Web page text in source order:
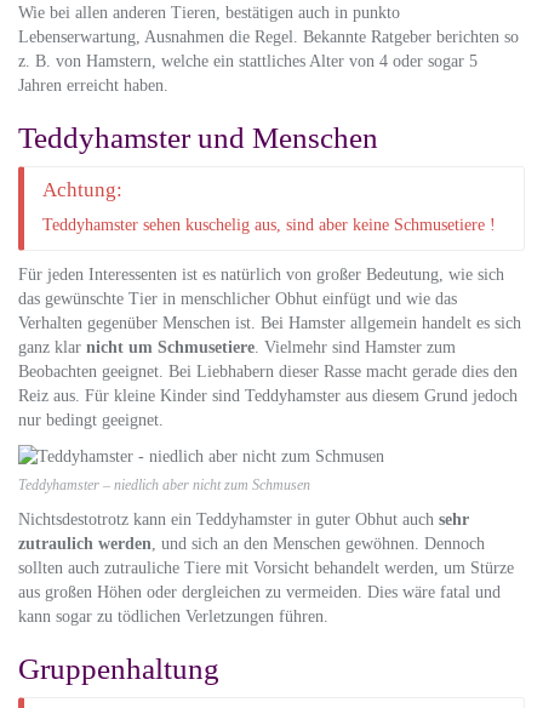
Wie bei allen anderen Tieren, bestätigen auch in punkto
Lebenserwartung, Ausnahmen die Regel. Bekannte Ratgeber berichten so
z. B. von Hamstern, welche ein stattliches Alter von 4 oder sogar 5
Jahren erreicht haben.
Teddyhamster und Menschen
Achtung:
Teddyhamster sehen kuschelig aus, sind aber keine Schmusetiere !
Für jeden Interessenten ist es natürlich von großer Bedeutung, wie sich
das gewünschte Tier in menschlicher Obhut einfügt und wie das
Verhalten gegenüber Menschen ist. Bei Hamster allgemein handelt es sich
ganz klar nicht um Schmusetiere. Vielmehr sind Hamster zum
Beobachten geeignet. Bei Liebhabern dieser Rasse macht gerade dies den
Reiz aus. Für kleine Kinder sind Teddyhamster aus diesem Grund jedoch
nur bedingt geeignet.
Teddyhamster – niedlich aber nicht zum Schmusen
Nichtsdestotrotz kann ein Teddyhamster in guter Obhut auch sehr
zutraulich werden, und sich an den Menschen gewöhnen. Dennoch
sollten auch zutrauliche Tiere mit Vorsicht behandelt werden, um Stürze
aus großen Höhen oder dergleichen zu vermeiden. Dies wäre fatal und
kann sogar zu tödlichen Verletzungen führen.
Gruppenhaltung